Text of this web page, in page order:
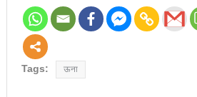
Tags: ऊना